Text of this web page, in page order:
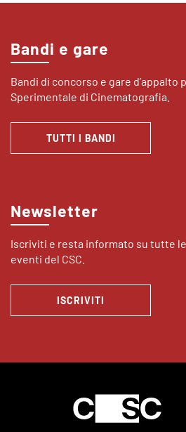
Bandi e gare
Bandi di concorso e gare d’appalto
Sperimentale di Cinematografia.
TUTTI I BANDI
Newsletter
Iscriviti e resta informato su tutte
eventi del CSC.
ISCRIVITI